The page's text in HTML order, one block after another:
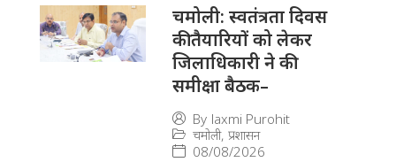
चमोली: स्वतंत्रता दिवस
की तैयारियों को लेकर
जिलाधिकारी ने की
समीक्षा बैठक–
By laxmi Purohit
चमोली, प्रशासन
08/08/2026